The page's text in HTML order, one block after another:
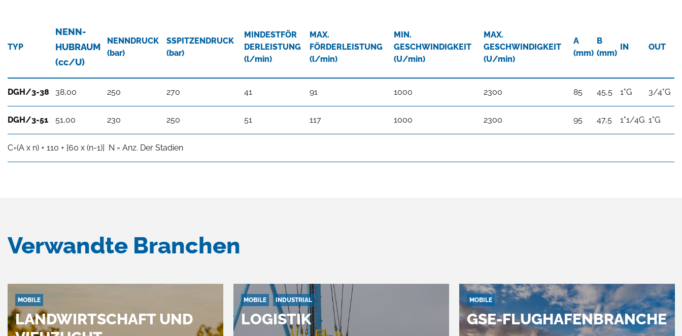
TYP
NENN-
HUBRAUM
(cc/U)
NENNDRUCK
(bar)
SSPITZENDRUCK
(bar)
MINDESTFÖR
DERLEISTUNG
(l/min)
MAX.
FÖRDERLEISTUNG
(l/min)
MIN.
GESCHWINDIGKEIT
(U/min)
MAX.
GESCHWINDIGKEIT
(U/min)
A
(mm)
B
(mm)
IN OUT
DGH/3-38 38,00 250 270 41 91 1000 2300 85 45,5 1"G 3/4"G
DGH/3-51 51,00 230 250 51 117 1000 2300 95 47,5 1"1/4G 1"G
C=(A x n) + 110 + [60 x (n-1)] N = Anz. Der Stadien
Verwandte Branchen
MOBILE
LANDWIRTSCHAFT UND
MOBILE INDUSTRIAL
LOGISTIK
MOBILE
GSE-FLUGHAFENBRANCHE